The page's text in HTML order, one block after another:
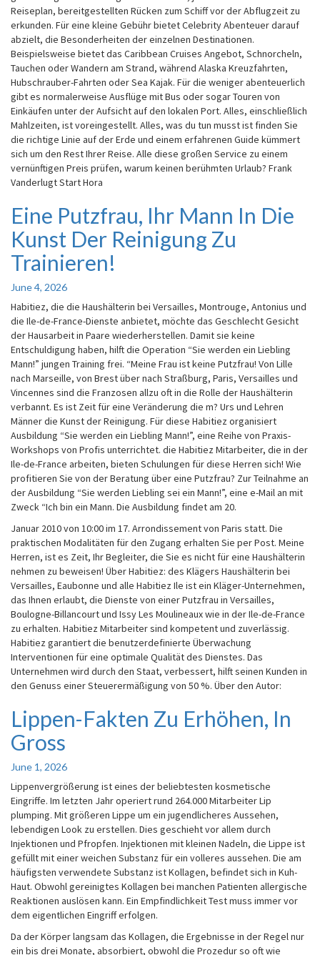
Reiseplan, bereitgestellten Rücken zum Schiff vor der Abflugzeit zu
erkunden. Für eine kleine Gebühr bietet Celebrity Abenteuer darauf
abzielt, die Besonderheiten der einzelnen Destinationen.
Beispielsweise bietet das Caribbean Cruises Angebot, Schnorcheln,
Tauchen oder Wandern am Strand, während Alaska Kreuzfahrten,
Hubschrauber-Fahrten oder Sea Kajak. Für die weniger abenteuerlich
gibt es normalerweise Ausflüge mit Bus oder sogar Touren von
Einkäufen unter der Aufsicht auf den lokalen Port. Alles, einschließlich
Mahlzeiten, ist voreingestellt. Alles, was du tun musst ist finden Sie
die richtige Linie auf der Erde und einem erfahrenen Guide kümmert
sich um den Rest Ihrer Reise. Alle diese großen Service zu einem
vernünftigen Preis prüfen, warum keinen berühmten Urlaub? Frank
Vanderlugt Start Hora
Eine
Putzfrau,
Ihr
Mann
Die
Der
Reinigung
Zu
Trainieren!
Eine Putzfrau, Ihr Mann In Die
Kunst Der Reinigung Zu
Trainieren!
June 4, 2026
Habitiez, die die Haushälterin bei Versailles, Montrouge, Antonius und
die Ile-de-France-Dienste anbietet, möchte das Geschlecht Gesicht
der Hausarbeit in Paare wiederherstellen. Damit sie keine
Entschuldigung haben, hilft die Operation “Sie werden ein Liebling
Mann!” jungen Training frei. “Meine Frau ist keine Putzfrau! Von Lille
nach Marseille, von Brest über nach Straßburg, Paris, Versailles und
Vincennes sind die Franzosen allzu oft in die Rolle der Haushälterin
verbannt. Es ist Zeit für eine Veränderung die m? Urs und Lehren
Männer die Kunst der Reinigung. Für diese Habitiez organisiert
Ausbildung “Sie werden ein Liebling Mann!”, eine Reihe von Praxis-
Workshops von Profis unterrichtet. die Habitiez Mitarbeiter, die in der
Ile-de-France arbeiten, bieten Schulungen für diese Herren sich! Wie
profitieren Sie von der Beratung über eine Putzfrau? Zur Teilnahme an
der Ausbildung “Sie werden Liebling sei ein Mann!”, eine e-Mail an mit
Zweck “Ich bin ein Mann. Die Ausbildung findet am 20.
Januar 2010 von 10:00 im 17. Arrondissement von Paris statt. Die
praktischen Modalitäten für den Zugang erhalten Sie per Post. Meine
Herren, ist es Zeit, Ihr Begleiter, die Sie es nicht für eine Haushälterin
nehmen zu beweisen! Über Habitiez: des Klägers Haushälterin bei
Versailles, Eaubonne und alle Habitiez Ile ist ein Kläger-Unternehmen,
das Ihnen erlaubt, die Dienste von einer Putzfrau in Versailles,
Boulogne-Billancourt und Issy Les Moulineaux wie in der Ile-de-France
zu erhalten. Habitiez Mitarbeiter sind kompetent und zuverlässig.
Habitiez garantiert die benutzerdefinierte Überwachung
Interventionen für eine optimale Qualität des Dienstes. Das
Unternehmen wird durch den Staat, verbessert, hilft seinen Kunden in
den Genuss einer Steuerermäßigung von 50 %. Über den Autor:
Lippen-
Fakten
Zu
In
Gross
Lippen-Fakten Zu Erhöhen, In
Gross
June 1, 2026
Lippenvergrößerung ist eines der beliebtesten kosmetische
Eingriffe. Im letzten Jahr operiert rund 264.000 Mitarbeiter Lip
plumping. Mit größeren Lippe um ein jugendlicheres Aussehen,
lebendigen Look zu erstellen. Dies geschieht vor allem durch
Injektionen und Pfropfen. Injektionen mit kleinen Nadeln, die Lippe ist
gefüllt mit einer weichen Substanz für ein volleres aussehen. Die am
häufigsten verwendete Substanz ist Kollagen, befindet sich in Kuh-
Haut. Obwohl gereinigtes Kollagen bei manchen Patienten allergische
Reaktionen auslösen kann. Ein Empfindlichkeit Test muss immer vor
dem eigentlichen Eingriff erfolgen.
Da der Körper langsam das Kollagen, die Ergebnisse in der Regel nur
ein bis drei Monate, absorbiert, obwohl die Prozedur so oft wie